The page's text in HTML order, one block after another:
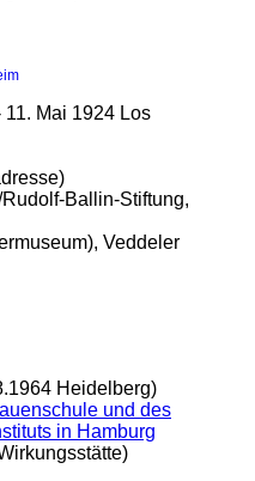
Mai 1924 Los
Ballin-Stiftung,
Veddeler
Heidelberg)
und des
in Hamburg